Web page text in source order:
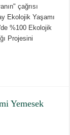
çağrısı
Ekolojik Yaşamı
%100 Ekolojik
Projesini
Yemesek